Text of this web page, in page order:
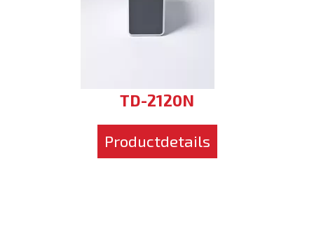
TD-2120N
Productdetails